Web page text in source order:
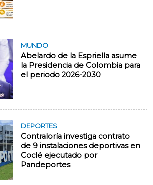
MUNDO
Abelardo de la Espriella asume
la Presidencia de Colombia para
el periodo 2026-2030
DEPORTES
Contraloría investiga contrato
de 9 instalaciones deportivas en
Coclé ejecutado por
Pandeportes